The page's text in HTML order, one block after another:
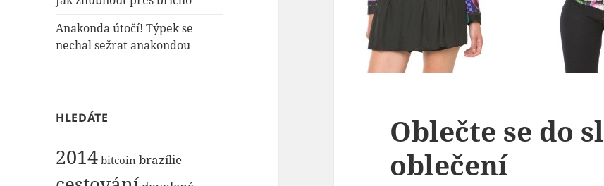
Anakonda útočí! Týpek se
nechal sežrat anakondou
HLEDÁTE
2014 bitcoin brazílie
Oblečte se do
oblečení